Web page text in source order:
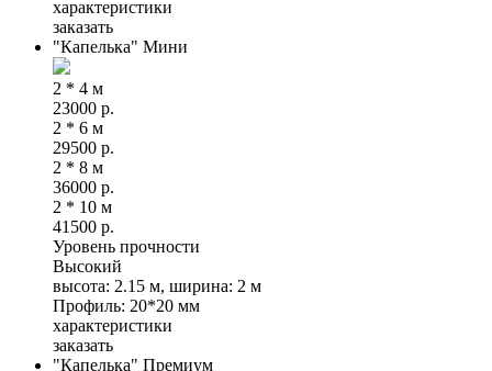
характеристики
заказать
"Капелька" Мини
2 * 4 м
23000 р.
2 * 6 м
29500 р.
2 * 8 м
36000 р.
2 * 10 м
41500 р.
Уровень прочности
Высокий
высота: 2.15 м, ширина: 2 м
Профиль: 20*20 мм
характеристики
заказать
"Капелька" Премиум